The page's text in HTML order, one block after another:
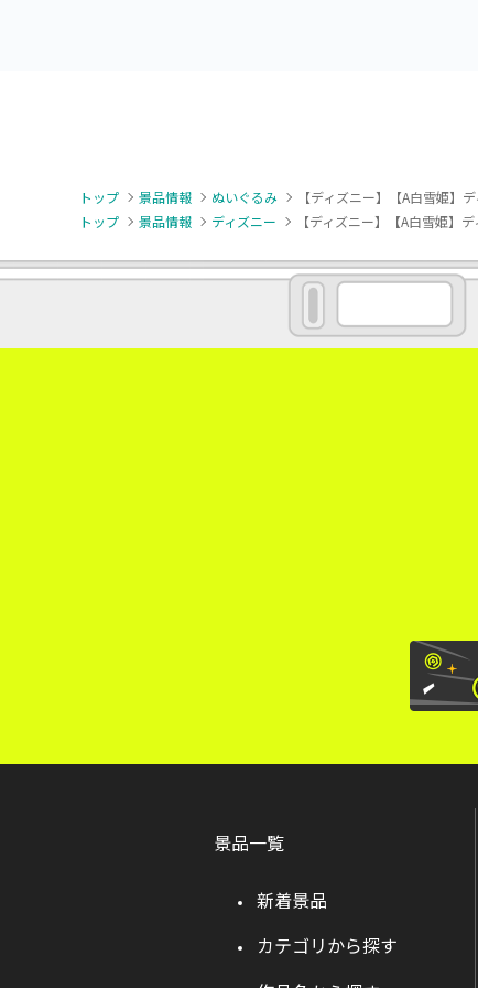
トップ 景品情報 ぬいぐるみ
【ディズニー】【A白雪姫
トップ
景品情報 ディズニー 【ディズニー】【A白雪姫
景品一覧
新着景品
カテゴリから探す